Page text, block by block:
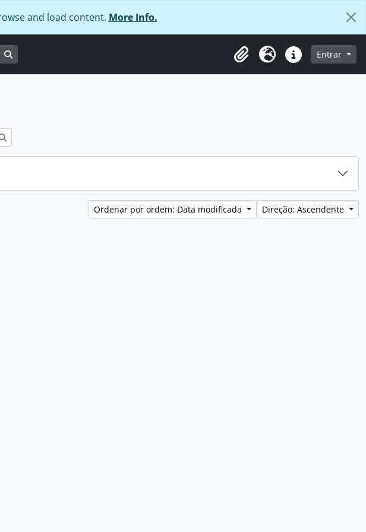
and load content. More Info.
Área de transferência
Idioma Ligações rápidas
Entrar
Ordenar por ordem: Data modificada Direção: Ascendente